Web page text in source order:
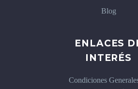
Blog
ENLACES
INTERÉS
Condiciones